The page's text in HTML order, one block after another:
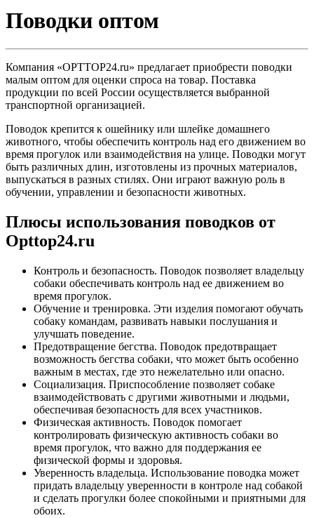
Поводки оптом
Компания «OPTTOP24.ru» предлагает приобрести поводки
малым оптом для оценки спроса на товар. Поставка
продукции по всей России осуществляется выбранной
транспортной организацией.
Поводок крепится к ошейнику или шлейке домашнего
животного, чтобы обеспечить контроль над его движением во
время прогулок или взаимодействия на улице. Поводки могут
быть различных длин, изготовлены из прочных материалов,
выпускаться в разных стилях. Они играют важную роль в
обучении, управлении и безопасности животных.
Плюсы использования поводков от
Opttop24.ru
Контроль и безопасность. Поводок позволяет владельцу
собаки обеспечивать контроль над ее движением во
время прогулок.
Обучение и тренировка. Эти изделия помогают обучать
собаку командам, развивать навыки послушания и
улучшать поведение.
Предотвращение бегства. Поводок предотвращает
возможность бегства собаки, что может быть особенно
важным в местах, где это нежелательно или опасно.
Социализация. Приспособление позволяет собаке
взаимодействовать с другими животными и людьми,
обеспечивая безопасность для всех участников.
Физическая активность. Поводок помогает
контролировать физическую активность собаки во
время прогулок, что важно для поддержания ее
физической формы и здоровья.
Уверенность владельца. Использование поводка может
придать владельцу уверенности в контроле над собакой
и сделать прогулки более спокойными и приятными для
обоих.